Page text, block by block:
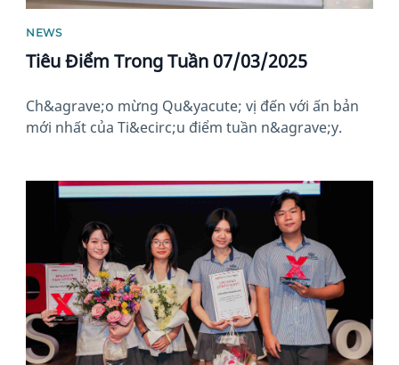
NEWS
Tiêu Điểm Trong Tuần 07/03/2025
Ch&agrave;o mừng Qu&yacute; vị đến với ấn bản
mới nhất của Ti&ecirc;u điểm tuần n&agrave;y.
News image